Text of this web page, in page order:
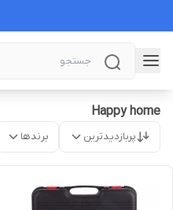
Happy home
پربازدیدترین برندها